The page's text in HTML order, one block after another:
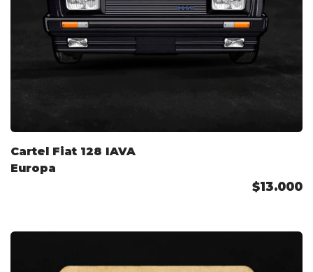
Cartel Fiat 128 IAVA
Europa
$13.000